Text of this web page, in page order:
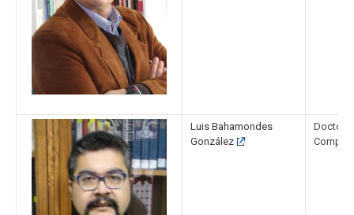
Luis Bahamondes
González
Doctor